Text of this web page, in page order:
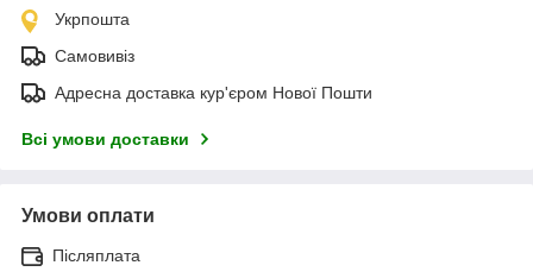
Укрпошта
Самовивіз
Адресна доставка кур'єром Нової Пошти
Всі умови доставки
Умови оплати
Післяплата